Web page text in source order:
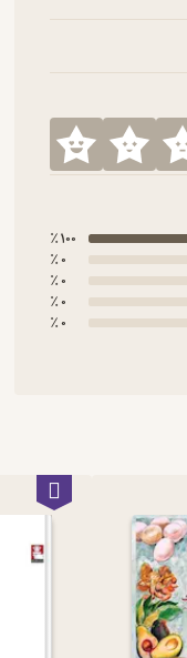
100 ٪
0 ٪
0 ٪
0 ٪
0 ٪